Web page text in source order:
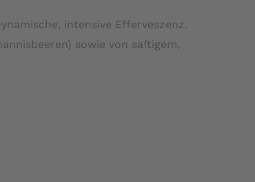
intensive Efferveszenz.
sowie von saftigem,